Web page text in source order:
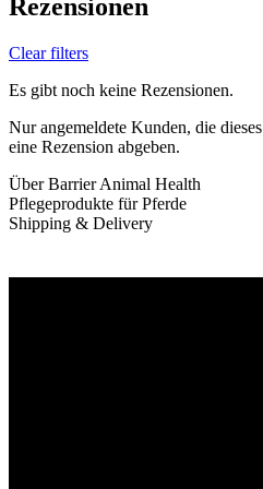
Rezensionen
Clear filters
Es gibt noch keine Rezensionen.
Nur angemeldete Kunden, die
eine Rezension abgeben.
Über Barrier Animal Health
Pflegeprodukte für Pferde
Shipping & Delivery